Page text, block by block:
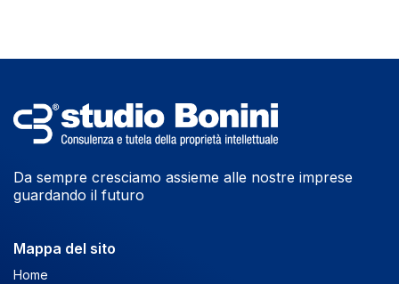
Da sempre cresciamo assieme alle nostre imprese
guardando il futuro
Mappa del sito
Home